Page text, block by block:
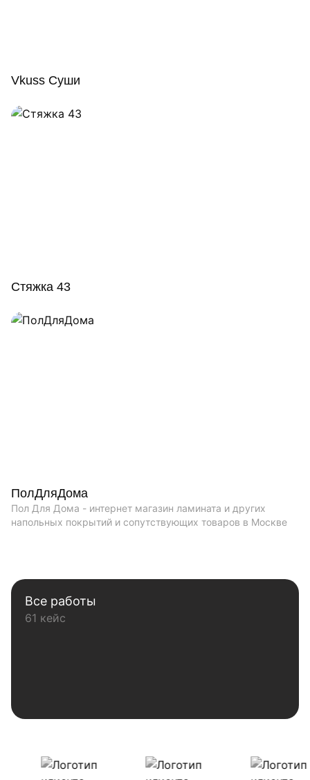
Vkuss Суши
Стяжка 43
ПолДляДома
Пол Для Дома - интернет магазин ламината и других
напольных покрытий и сопутствующих товаров в Москве
Все работы
61 кейс
Наши клиенты